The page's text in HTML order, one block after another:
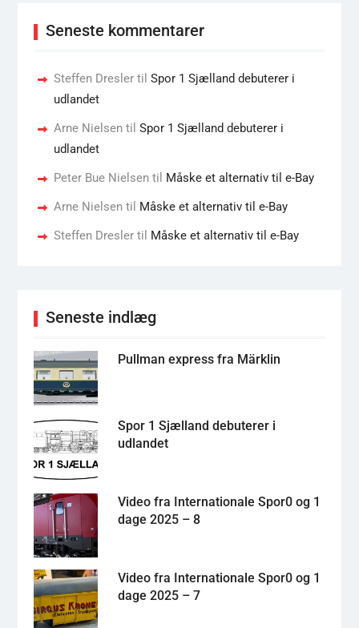
Seneste kommentarer
Steffen Dreslertil Spor 1 Sjælland debuterer i
udlandet
Arne Nielsentil Spor 1 Sjælland debuterer i
udlandet
Peter Bue Nielsentil Måske et alternativ til e-Bay
Arne Nielsentil Måske et alternativ til e-Bay
Steffen Dreslertil Måske et alternativ til e-Bay
Seneste indlæg
Pullman express fra Märklin
Spor 1 Sjælland debuterer i
udlandet
Video fra Internationale Spor0 og 1
dage 2025 – 8
Video fra Internationale Spor0 og 1
dage 2025 – 7